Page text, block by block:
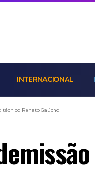
INTERNACIONAL
técnico Renato Gaúcho